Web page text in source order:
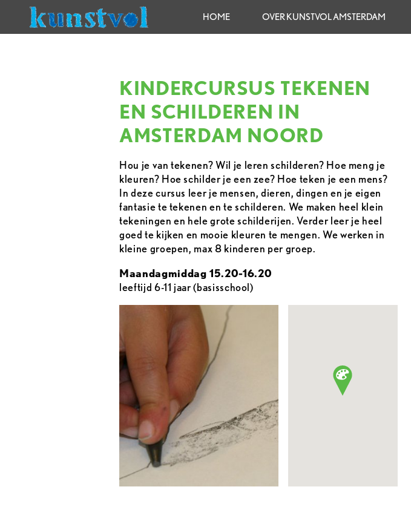
HOME OVER KUNSTVOL AMSTERDAM
KINDERCURSUS TEKENEN
EN SCHILDEREN IN
AMSTERDAM NOORD
Hou je van tekenen? Wil je leren schilderen? Hoe meng je
kleuren? Hoe schilder je een zee? Hoe teken je een mens?
In deze cursus leer je mensen, dieren, dingen en je eigen
fantasie te tekenen en te schilderen. We maken heel klein
tekeningen en hele grote schilderijen. Verder leer je heel
goed te kijken en mooie kleuren te mengen. We werken in
kleine groepen, max 8 kinderen per groep.
Maandagmiddag 15.20-16.20
leeftijd 6-11 jaar (basisschool)